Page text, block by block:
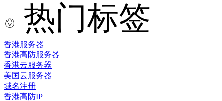
热门标签
香港服务器
香港高防服务器
香港云服务器
美国云服务器
域名注册
香港高防IP